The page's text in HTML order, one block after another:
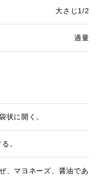
大さじ1/2
適量
状に開く。
。
、マヨネーズ、醤油であ